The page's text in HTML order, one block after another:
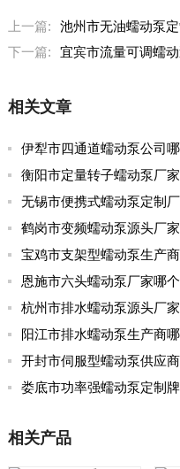
上一篇:
池州市无油蠕动泵定
下一篇:
宜宾市流量可调蠕
相关文章
伊犁市四通道蠕动泵公司哪里卖的
衡阳市定量转子蠕动泵厂家最好的品
无锡市便携式蠕动泵定制厂哪些牌
鹤岗市变频蠕动泵源头厂家哪个品牌
宝鸡市支架型蠕动泵生产商哪个厂家
恩施市六头蠕动泵厂家哪个牌
杭州市排水蠕动泵源头厂家从哪家拿
阳江市排水蠕动泵生产商哪家
开封市伺服型蠕动泵供应商家去哪家买
娄底市功率强蠕动泵定制牌子有
相关产品